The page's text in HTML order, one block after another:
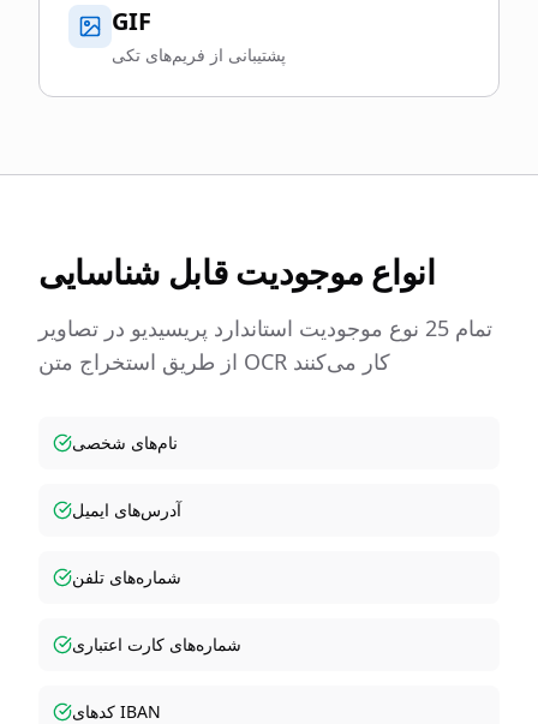
GIF
پشتیبانی از فریم‌های تکی
انواع موجودیت قابل شناسایی
تمام 25 نوع موجودیت استاندارد پریسیدیو در تصاویر
از طریق استخراج متن OCR کار می‌کنند
نام‌های شخصی
آدرس‌های ایمیل
شماره‌های تلفن
شماره‌های کارت اعتباری
کدهای IBAN